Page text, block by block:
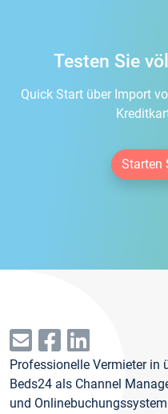
Testen Sie
Quick Start über Import
Starten
Professionelle Vermieter in
Beds24 als Channel
und